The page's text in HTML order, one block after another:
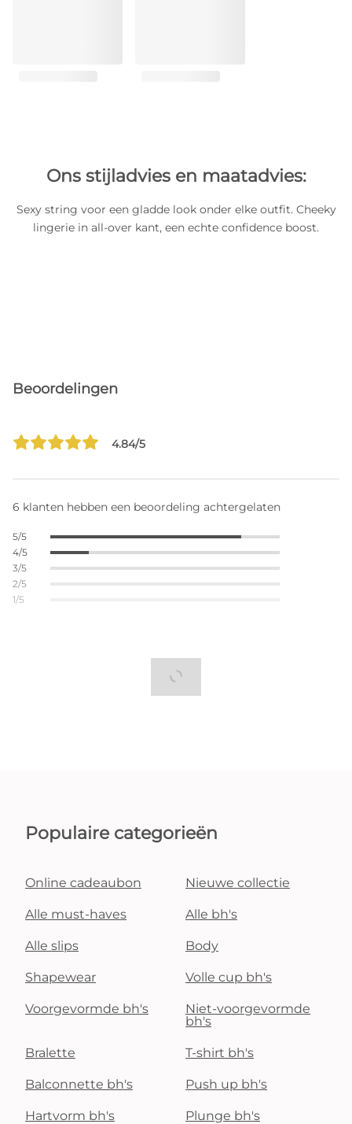
Ons stijladvies en maatadvies:
Sexy string voor een gladde look onder elke outfit. Cheeky
lingerie in all-over kant, een echte confidence boost.
Beoordelingen
4.84/5
6 klanten hebben een beoordeling achtergelaten
5/5
4/5
3/5
2/5
1/5
Populaire categorieën
Online cadeaubon Nieuwe collectie
Alle must-haves Alle bh's
Alle slips Body
Shapewear Volle cup bh's
Voorgevormde bh's
Niet-voorgevormde
bh's
Bralette T-shirt bh's
Balconnette bh's Push up bh's
Hartvorm bh's Plunge bh's